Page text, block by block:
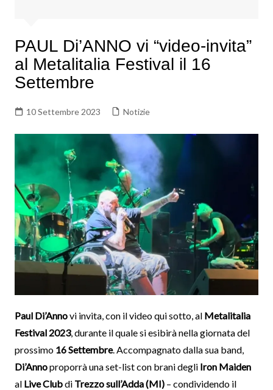
PAUL Di’ANNO vi “video-invita”
al Metalitalia Festival il 16
Settembre
10 Settembre 2023 Notizie
Paul Di’Annovi invita, con il video qui sotto, al Metalitalia
Festival 2023, durante il quale si esibirà nella giornata del
prossimo 16 Settembre. Accompagnato dalla sua band,
Di’Annoproporrà una set-list con brani degli Iron Maiden
al Live Clubdi Trezzo sull’Adda (MI)– condividendo il